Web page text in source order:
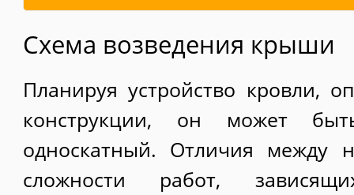
Схема возведения крыши
Планируя устройство кровли,
конструкции, он может
односкатный. Отличия между
сложности работ,